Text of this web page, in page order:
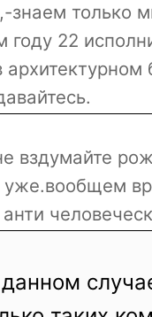
знаем только
году 22
вздумайте